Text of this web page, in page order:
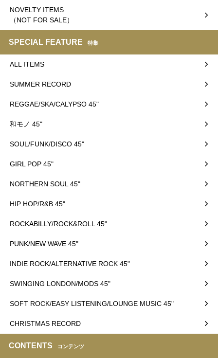
NOVELTY ITEMS
（NOT FOR SALE）
SPECIAL FEATURE 特集
ALL ITEMS
SUMMER RECORD
REGGAE/SKA/CALYPSO 45"
和モノ 45"
SOUL/FUNK/DISCO 45"
GIRL POP 45"
NORTHERN SOUL 45"
HIP HOP/R&B 45"
ROCKABILLY/ROCK&ROLL 45"
PUNK/NEW WAVE 45"
INDIE ROCK/ALTERNATIVE ROCK 45"
SWINGING LONDON/MODS 45"
SOFT ROCK/EASY LISTENING/LOUNGE MUSIC 45"
CHRISTMAS RECORD
CONTENTS コンテンツ